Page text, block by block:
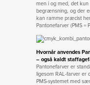
men i og med, det kun
begrænsning, og der
kan ramme præcist
Pantonefarver (PMS =
Hvornår anvendes
– også kaldt
Pantonefarver er
ligesom RAL-farver er
PMS-systemet med